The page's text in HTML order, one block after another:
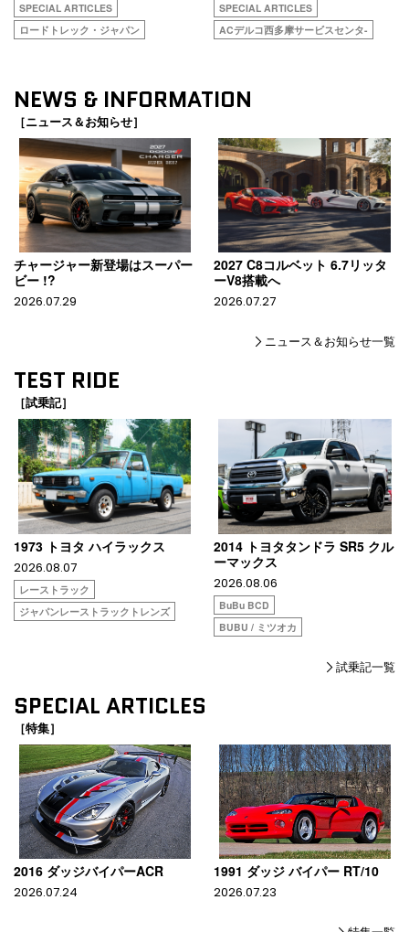
SPECIAL ARTICLES
ロードトレック・ジャパン
SPECIAL ARTICLES
ACデルコ西多摩サービスセンタ-
NEWS & INFORMATION
［ニュース＆お知らせ］
チャージャー新登場はスーパー
ビー !?
2026.07.29
2027 C8コルベット 6.7リッタ
ーV8搭載へ
2026.07.27
ニュース＆お知らせ一覧
TEST RIDE
［試乗記］
1973 トヨタ ハイラックス
2026.08.07
レーストラック
ジャパンレーストラックトレンズ
2014 トヨタタンドラ SR5 クル
ーマックス
2026.08.06
BuBu BCD
BUBU / ミツオカ
試乗記一覧
SPECIAL ARTICLES
［特集］
2016 ダッジバイパーACR
2026.07.24
1991 ダッジ バイパー RT/10
2026.07.23